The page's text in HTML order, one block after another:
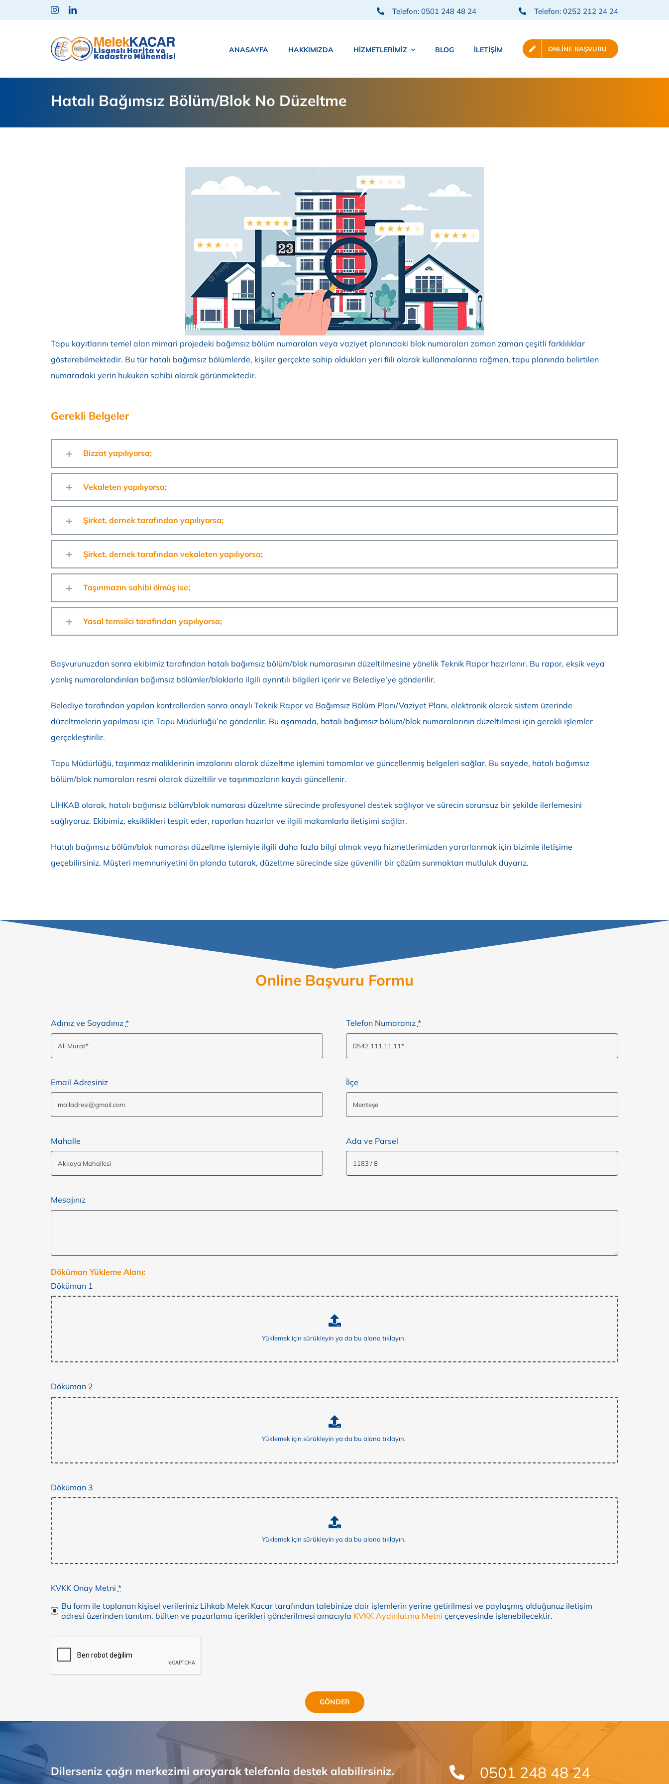
Telefon: 0501 248 48 24 Telefon: 0252 212 24 24
ANASAYFA HAKKIMIZDA HIZMETLERIMIZ BLOG İLETIŞIM ONLINE BAŞVURU
Hatalı Bağımsız Bölüm/Blok No Düzeltme
Tapu kayıtlarını temel alan mimari projedeki bağımsız bölüm numaraları veya vaziyet planındaki blok numaraları zaman zaman çeşitli farklılıklar
gösterebilmektedir. Bu tür hatalı bağımsız bölümlerde, kişiler gerçekte sahip oldukları yeri fiili olarak kullanmalarına rağmen, tapu planında belirtilen
numaradaki yerin hukuken sahibi olarak görünmektedir.
Gerekli Belgeler
Bizzat yapılıyorsa;
Vekaleten yapılıyorsa;
Şirket, dernek tarafından yapılıyorsa;
Şirket, dernek tarafından vekaleten yapılıyorsa;
Taşınmazın sahibi ölmüş ise;
Yasal temsilci tarafından yapılıyorsa;
Başvurunuzdan sonra ekibimiz tarafından hatalı bağımsız bölüm/blok numarasının düzeltilmesine yönelik Teknik Rapor hazırlanır. Bu rapor, eksik veya
yanlış numaralandırılan bağımsız bölümler/bloklarla ilgili ayrıntılı bilgileri içerir ve Belediye’ye gönderilir.
Belediye tarafından yapılan kontrollerden sonra onaylı Teknik Rapor ve Bağımsız Bölüm Planı/Vaziyet Planı, elektronik olarak sistem üzerinde
düzeltmelerin yapılması için Tapu Müdürlüğü’ne gönderilir. Bu aşamada, hatalı bağımsız bölüm/blok numaralarının düzeltilmesi için gerekli işlemler
gerçekleştirilir.
Tapu Müdürlüğü, taşınmaz maliklerinin imzalarını alarak düzeltme işlemini tamamlar ve güncellenmiş belgeleri sağlar. Bu sayede, hatalı bağımsız
bölüm/blok numaraları resmi olarak düzeltilir ve taşınmazların kaydı güncellenir.
LİHKAB olarak, hatalı bağımsız bölüm/blok numarası düzeltme sürecinde profesyonel destek sağlıyor ve sürecin sorunsuz bir şekilde ilerlemesini
sağlıyoruz. Ekibimiz, eksiklikleri tespit eder, raporları hazırlar ve ilgili makamlarla iletişimi sağlar.
Hatalı bağımsız bölüm/blok numarası düzeltme işlemiyle ilgili daha fazla bilgi almak veya hizmetlerimizden yararlanmak için bizimle iletişime
geçebilirsiniz. Müşteri memnuniyetini ön planda tutarak, düzeltme sürecinde size güvenilir bir çözüm sunmaktan mutluluk duyarız.
Online Başvuru Formu
Adınız ve Soyadınız * Telefon Numaranız *
Email Adresiniz İlçe
Mahalle Ada ve Parsel
Mesajınız
Döküman Yükleme Alanı:
Döküman 1
Döküman 2
Döküman 3
KVKK Onay Metni *
Bu form ile toplanan kişisel verileriniz Lihkab Melek Kacar tarafından talebinize dair işlemlerin yerine getirilmesi ve paylaşmış olduğunuz iletişim
adresi üzerinden tanıtım, bülten ve pazarlama içerikleri gönderilmesi amacıyla KVKK Aydınlatma Metni çerçevesinde işlenebilecektir.
GÖNDER
Dilerseniz çağrı merkezimi arayarak telefonla destek alabilirsiniz. 0501 248 48 24